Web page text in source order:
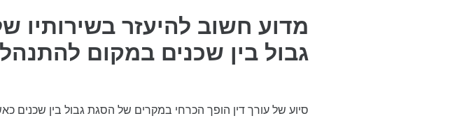
מדוע חשוב להיעזר בשירותיו
גבול בין שכנים במקום
סיוע של עורך דין הופך הכרחי במקרים של הסגת גבול בין שכנים